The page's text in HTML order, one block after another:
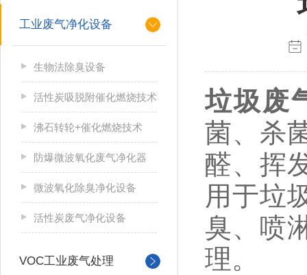
工业废气净化设备
生物法除臭设备
活性炭吸脱附催化燃烧技术
沸石转轮+催化燃烧技术
防爆微波氧化废气净化器
微波氧化除臭净化设备
活性炭废气净化设备
VOC工业废气处理
垃圾废
菌、杀
醛、挥
用于垃
臭、喷
理。